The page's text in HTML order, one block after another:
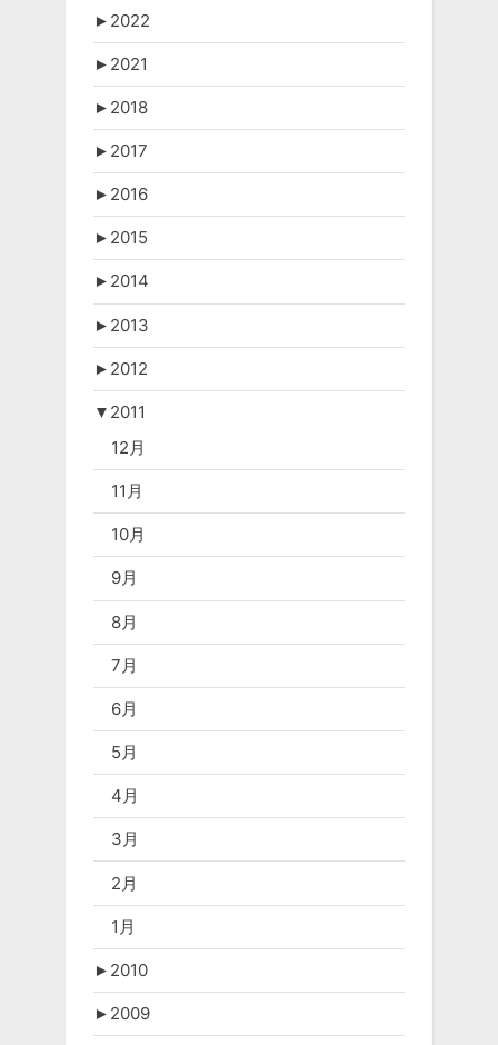
► 2022
► 2021
► 2018
► 2017
► 2016
► 2015
► 2014
► 2013
► 2012
▼ 2011
12月
11月
10月
9月
8月
7月
6月
5月
4月
3月
2月
1月
► 2010
► 2009